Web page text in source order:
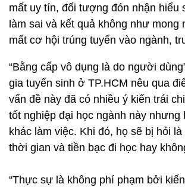
mất uy tín, đối tượng đón nhận hiểu
làm sai và kết quả không như mong
mất cơ hội trúng tuyển vào ngành,
“Bằng cấp vô dụng là do người
gia tuyển sinh ở TP.HCM nêu qua
vấn đề này đã có nhiều ý kiến trái
tốt nghiệp đại học ngành này nhưng
khác làm việc. Khi đó, họ sẽ bị hỏi
thời gian và tiền bạc đi học hay
“Thực sự là không phí phạm bởi